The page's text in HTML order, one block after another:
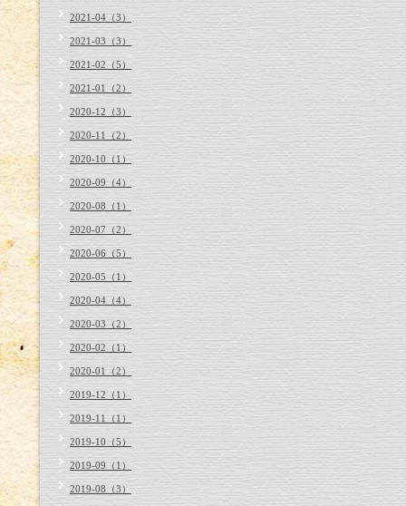
2021-04（3）
2021-03（3）
2021-02（5）
2021-01（2）
2020-12（3）
2020-11（2）
2020-10（1）
2020-09（4）
2020-08（1）
2020-07（2）
2020-06（5）
2020-05（1）
2020-04（4）
2020-03（2）
2020-02（1）
2020-01（2）
2019-12（1）
2019-11（1）
2019-10（5）
2019-09（1）
2019-08（3）